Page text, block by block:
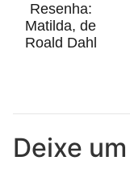
Resenha:
Matilda, de
Roald Dahl
Deixe